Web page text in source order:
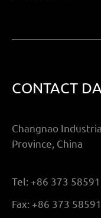
CONTACT
Changnao
Province, China
Tel: +86 373
Fax: +86 373